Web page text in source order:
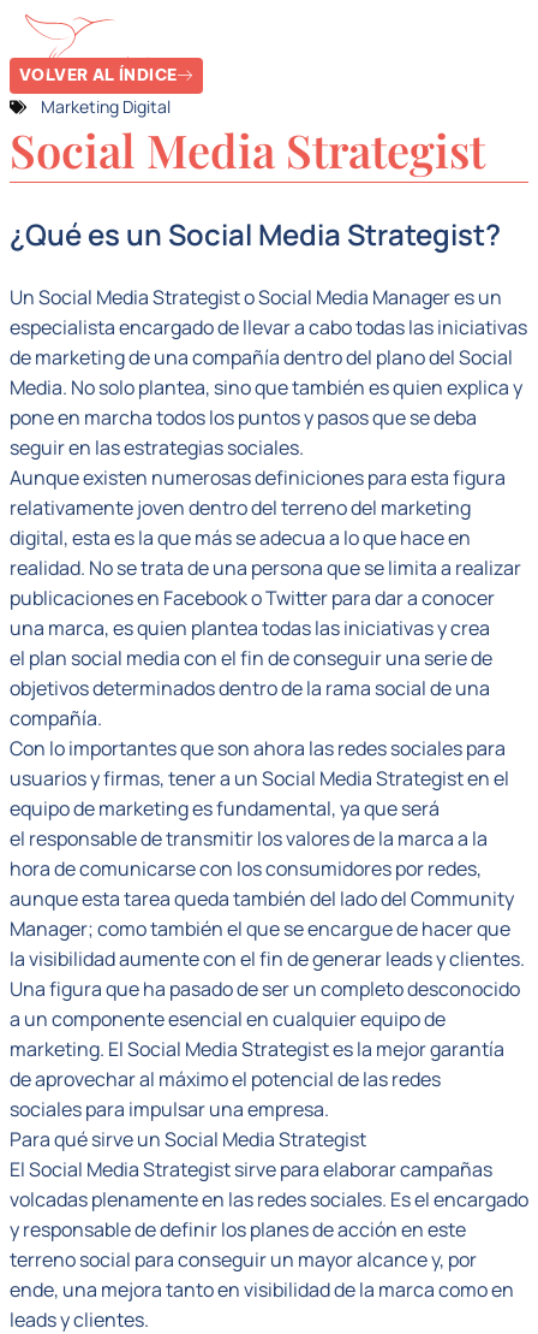
VOLVER AL ÍNDICE
Marketing Digital
Social Media Strategist
¿Qué es un Social Media Strategist?
Un Social Media Strategist o Social Media Manager es un
especialista encargado de llevar a cabo todas las iniciativas
de marketing de una compañía dentro del plano del Social
Media. No solo plantea, sino que también es quien explica y
pone en marcha todos los puntos y pasos que se deba
seguir en las estrategias sociales.
Aunque existen numerosas definiciones para esta figura
relativamente joven dentro del terreno del marketing
digital, esta es la que más se adecua a lo que hace en
realidad. No se trata de una persona que se limita a realizar
publicaciones en Facebook o Twitter para dar a conocer
una marca, es quien plantea todas las iniciativas y crea
el plan social media con el fin de conseguir una serie de
objetivos determinados dentro de la rama social de una
compañía.
Con lo importantes que son ahora las redes sociales para
usuarios y firmas, tener a un Social Media Strategist en el
equipo de marketing es fundamental, ya que será
el responsable de transmitir los valores de la marca a la
hora de comunicarse con los consumidores por redes,
aunque esta tarea queda también del lado del Community
Manager; como también el que se encargue de hacer que
la visibilidad aumente con el fin de generar leads y clientes.
Una figura que ha pasado de ser un completo desconocido
a un componente esencial en cualquier equipo de
marketing. El Social Media Strategist es la mejor garantía
de aprovechar al máximo el potencial de las redes
sociales para impulsar una empresa.
Para qué sirve un Social Media Strategist
El Social Media Strategist sirve para elaborar campañas
volcadas plenamente en las redes sociales. Es el encargado
y responsable de definir los planes de acción en este
terreno social para conseguir un mayor alcance y, por
ende, una mejora tanto en visibilidad de la marca como en
leads y clientes.